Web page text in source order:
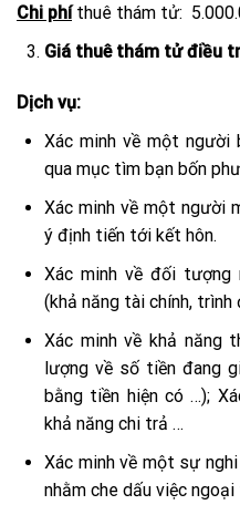
Chi phíthuê thám tử:
Giá thuê thám tử điều
Dịch vụ:
Xác minh về một người
qua mục tìm bạn bốn
Xác minh về một người
ý định tiến tới kết hôn.
Xác minh về đối tượng
(khả năng tài chính, trình
Xác minh về khả năng
lượng về số tiền đang
bằng tiền hiện có …);
khả năng chi trả …
Xác minh về một sự
nhằm che dấu việc ngoại